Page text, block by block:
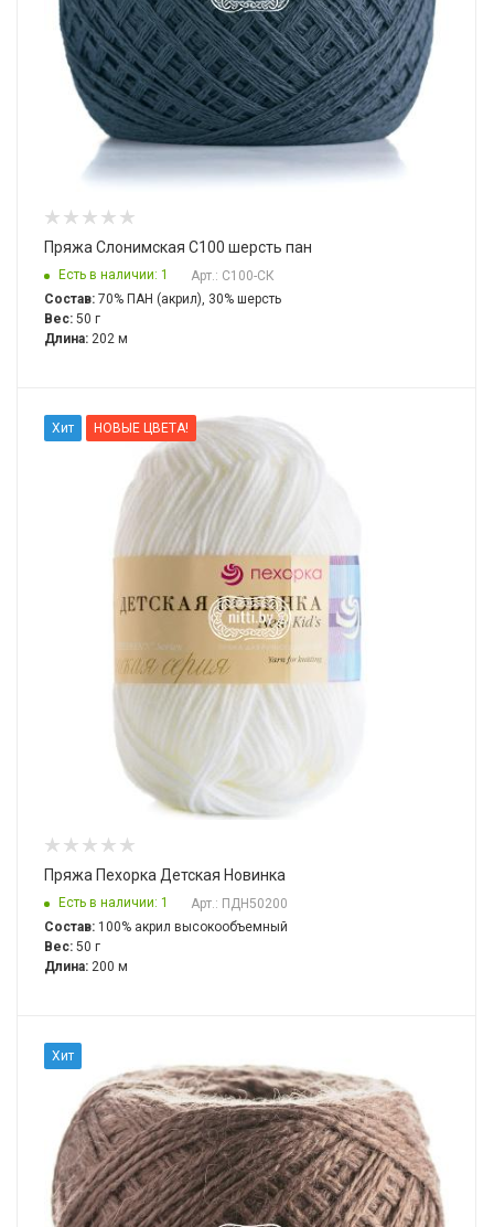
Пряжа Слонимская С100 шерсть пан
Есть в наличии: 1
Арт.: С100-СК
Состав: 70% ПАН (акрил), 30% шерсть
Вес: 50 г
Длина: 202 м
Хит НОВЫЕ ЦВЕТА!
Пряжа Пехорка Детская Новинка
Есть в наличии: 1
Арт.: ПДН50200
Состав: 100% акрил высокообъемный
Вес: 50 г
Длина: 200 м
Хит